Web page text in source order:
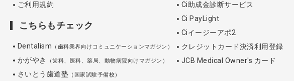
ご利用規約
こちらもチェック
Dentalism （歯科業界向けコミュニケーションマガジン）
かがやき （歯科、医科、薬局、動物病院向けマガジン）
さいとう歯道塾 （国家試験予備校）
Ci助成金診断サービス
Ci PayLight
Ciイージーアポ2
クレジットカード決済利用登録
JCB Medical Owner's カード